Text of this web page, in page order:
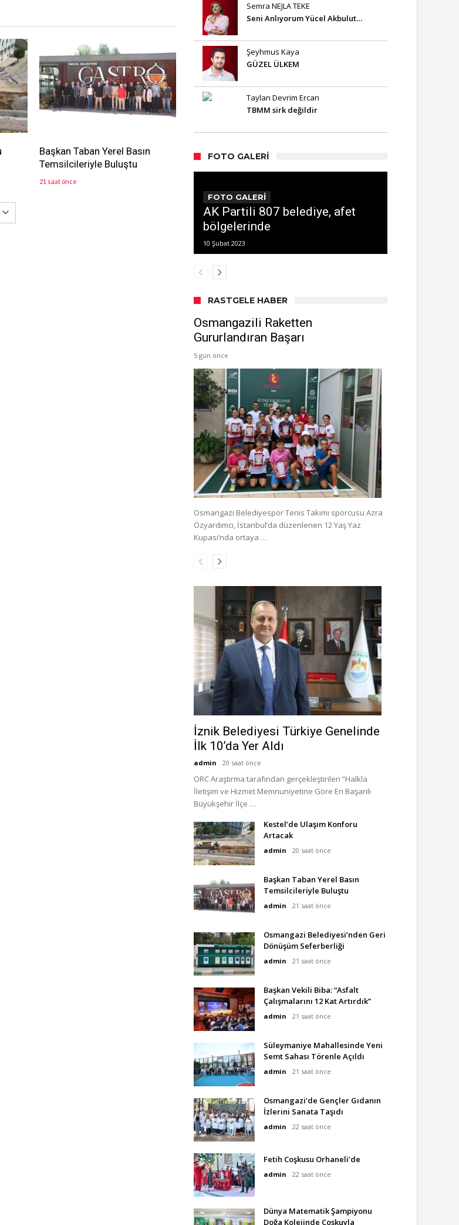
Başkan Taban Yerel Basın
Temsilcileriyle Buluştu
21 saat önce
Semra NEJLA TEKE
Seni Anlıyorum Yücel Akbulut…
Şeyhmus Kaya
GÜZEL ÜLKEM
Taylan Devrim Ercan
TBMM sirk değildir
FOTO GALERI
FOTO GALERİ
AK Partili 807 belediye, afet
bölgelerinde
10 Şubat 2023
RASTGELE HABER
Osmangazili Raketten
Gururlandıran Başarı
5 gün önce
Osmangazi Belediyespor Tenis Takımı sporcusu Azra
Özyardımcı, İstanbul’da düzenlenen 12 Yaş Yaz
Kupası’nda ortaya …
İznik Belediyesi Türkiye Genelinde
İlk 10’da Yer Aldı
admin 20 saat önce
ORC Araştırma tarafından gerçekleştirilen “Halkla
İletişim ve Hizmet Memnuniyetine Göre En Başarılı
Büyükşehir İlçe …
Kestel’de Ulaşım Konforu
Artacak
admin 20 saat önce
Başkan Taban Yerel Basın
Temsilcileriyle Buluştu
admin 21 saat önce
Osmangazi Belediyesi’nden Geri
Dönüşüm Seferberliği
admin 21 saat önce
Başkan Vekili Biba: “Asfalt
Çalışmalarını 12 Kat Artırdık”
admin 21 saat önce
Süleymaniye Mahallesinde Yeni
Semt Sahası Törenle Açıldı
admin 21 saat önce
Osmangazi’de Gençler Gıdanın
İzlerini Sanata Taşıdı
admin 22 saat önce
Fetih Coşkusu Orhaneli’de
admin 22 saat önce
Dünya Matematik Şampiyonu
Doğa Kolejinde Coşkuyla